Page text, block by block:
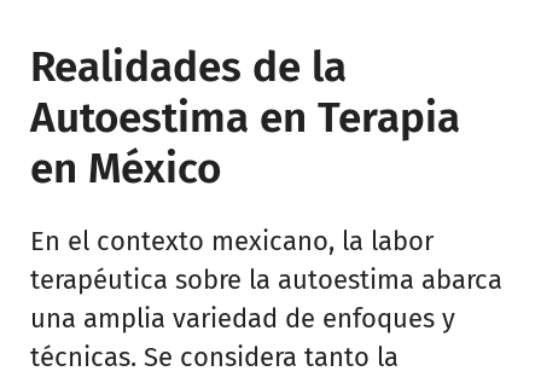
Realidades de la
Autoestima en Terapia
en México
En el contexto mexicano, la labor
terapéutica sobre la autoestima abarca
una amplia variedad de enfoques y
técnicas. Se considera tanto la